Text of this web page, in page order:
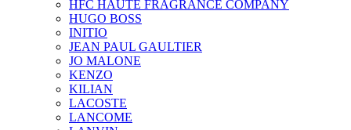
HFC HAUTE FRAGRANCE COMPANY
HUGO BOSS
INITIO
JEAN PAUL GAULTIER
JO MALONE
KENZO
KILIAN
LACOSTE
LANCOME